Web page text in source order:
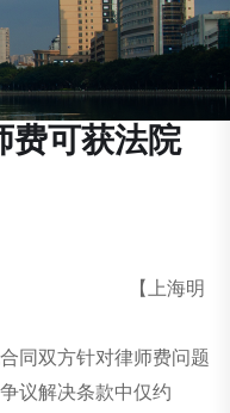
费可获法院
明
双方针对律师费问题
议解决条款中仅约